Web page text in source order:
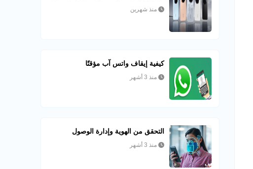
منذ شهرين
كيفية إيقاف واتس آب مؤقتًا
منذ 3 أشهر
التحقق من الهوية وإدارة الوصول
منذ 3 أشهر